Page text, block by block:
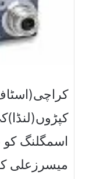
اسمگلنگ کو
میسرزعلی